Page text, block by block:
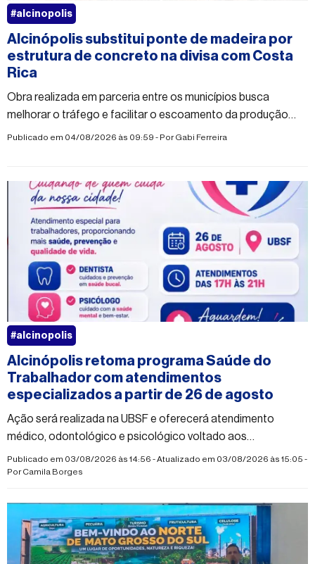
Alcinópolis substitui ponte de madeira por
estrutura de concreto na divisa com Costa
Rica
Obra realizada em parceria entre os municípios busca
melhorar o tráfego e facilitar o escoamento da produção
rural
Publicado em 04/08/2026 às 09:59 - PorGabi Ferreira
#alcinopolis
Alcinópolis retoma programa Saúde do
Trabalhador com atendimentos
especializados a partir de 26 de agosto
Ação será realizada na UBSF e oferecerá atendimento
médico, odontológico e psicológico voltado aos
trabalhadores do município
Publicado em 03/08/2026 às 14:56 - Atualizado em 03/08/2026 às 15:05 -
PorCamila Borges
#alcinopolis